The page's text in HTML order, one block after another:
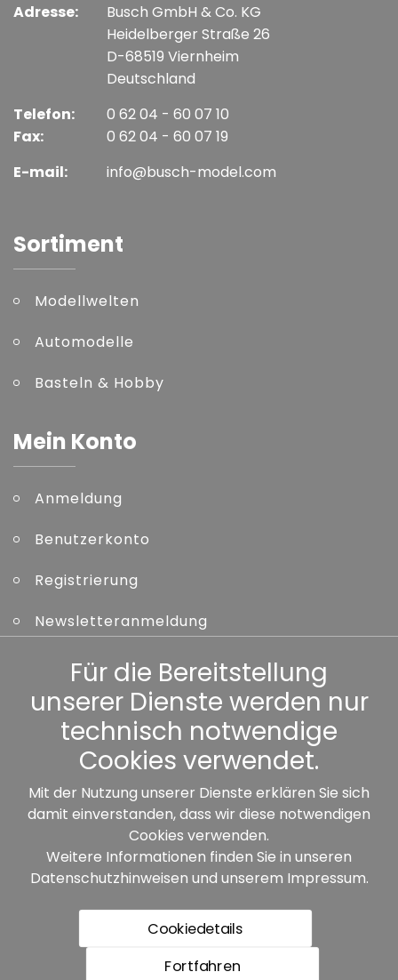
Adresse:
Busch GmbH & Co. KG
Heidelberger Straße 26
D-68519 Viernheim
Deutschland
Telefon:
Fax:
0 62 04 - 60 07 10
0 62 04 - 60 07 19
E-mail:
info@busch-model.com
Sortiment
Modellwelten
Automodelle
Basteln & Hobby
Mein Konto
Anmeldung
Benutzerkonto
Registrierung
Newsletteranmeldung
Kennwort vergessen
Sonstiges
Unsere Partner:
Für die Bereitstellung
unserer Dienste werden nur
technisch notwendige
Cookies verwendet.
Mit der Nutzung unserer Dienste erklären Sie sich
damit einverstanden, dass wir diese notwendigen
Cookies verwenden.
Weitere Informationen finden Sie in unseren
Datenschutzhinweisen und unserem Impressum.
Cookiedetails
Fortfahren